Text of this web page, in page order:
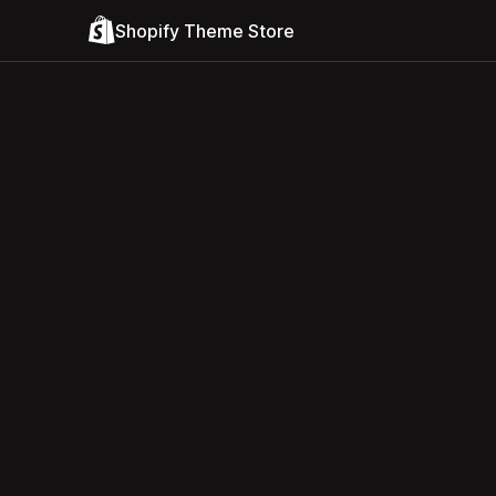
Shopify Theme Store